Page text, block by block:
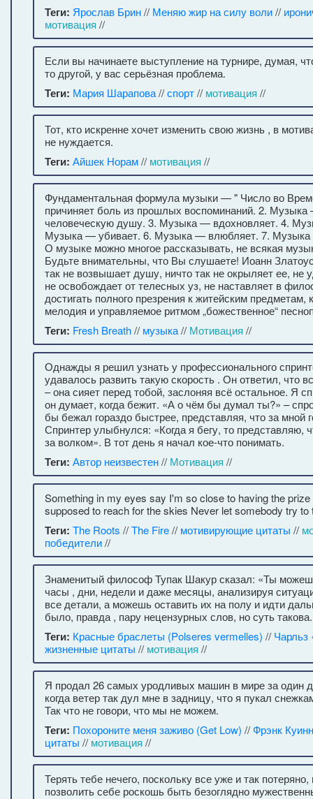
Теги: Ярослав Брин// Меняю жир на силу воли//
мотивация //
Если вы начинаете выступление на турнире, думая,
то другой, у вас серьёзная проблема.
Теги: Мария Шарапова//спорт// мотивация //
Тот, кто искренне хочет изменить свою жизнь , в
не нуждается.
Теги: Айшек Норам// мотивация //
Фундаментальная формула музыки — " Число во
причиняет боль из прошлых воспоминаний. 2. Музыка
человеческую душу. 3. Музыка — вдохновляет. 4.
Музыка — убивает. 6. Музыка — влюбляет. 7. Музыка
О музыке можно многое рассказывать, не всякая
Будьте внимательны, что Вы слушаете! Иоанн
так не возвышает душу, ничто так не окрыляет ее, не
не освобождает от телесных уз, не наставляет в
достигать полного презрения к житейским предметам,
мелодия и управляемое ритмом „божественное“
Теги: Fresh Breath// музыка// Мотивация //
Однажды я решил узнать у профессионального
удавалось развить такую скорость . Он ответил, что
– она сияет перед тобой, заслоняя всё остальное. Я
он думает, когда бежит. «А о чём бы думал ты?» –
бы бежал гораздо быстрее, представляя, что за мной
Спринтер улыбнулся: «Когда я бегу, то представляю,
за волком». В тот день я начал кое-что понимать.
Теги: Автор неизвестен// Мотивация //
Something in my eyes say I'm so close to having the
supposed to reach for the skies Never let somebody try to
Теги: The Roots //The Fire// мотивирующие цитаты //
победители//
Знаменитый философ Тупак Шакур сказал: «Ты
часы , дни, недели и даже месяцы, анализируя
все детали, а можешь оставить их на полу и идти
было, правда , пару нецензурных слов, но суть такова.
Теги: Красные браслеты (Polseres vermelles) // Чарльз
жизненные цитаты // мотивация //
Я продал 26 самых уродливых машин в мире за один
когда ветер так дул мне в задницу, что я пукал
Так что не говори, что мы не можем.
Теги: Похороните меня заживо (Get Low) //Фрэнк Куинн
цитаты // мотивация //
Терять тебе нечего, поскольку все уже и так
позволить себе роскошь быть безоглядно